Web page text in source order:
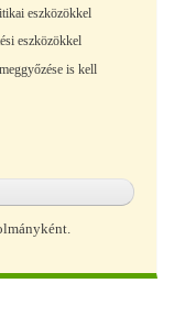
eszközökkel
eszközökkel
is kell